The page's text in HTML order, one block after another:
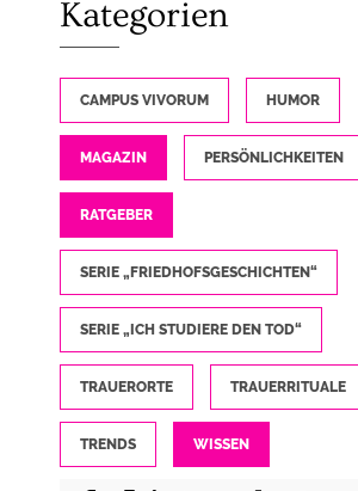
Kategorien
CAMPUS VIVORUM HUMOR
MAGAZIN PERSÖNLICHKEITEN
RATGEBER
SERIE „FRIEDHOFSGESCHICHTEN“
SERIE „ICH STUDIERE DEN TOD“
TRAUERORTE TRAUERRITUALE
TRENDS WISSEN